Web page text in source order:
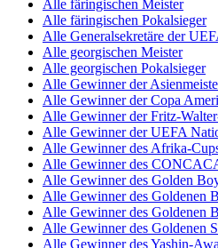
Alle färingischen Meister
Alle färingischen Pokalsieger
Alle Generalsekretäre der
Alle georgischen Meister
Alle georgischen Pokalsieger
Alle Gewinner der
Alle Gewinner der Copa
Alle Gewinner der Fritz-
Alle Gewinner der UEFA
Alle Gewinner des Afrika-
Alle Gewinner des
Alle Gewinner des Golden
Alle Gewinner des Goldenen
Alle Gewinner des Goldenen
Alle Gewinner des Goldenen
Alle Gewinner des Yashin-